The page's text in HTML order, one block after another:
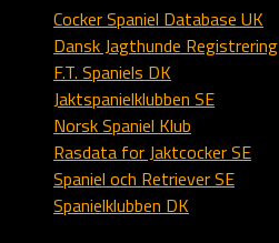
Cocker Spaniel Database UK
Dansk Jagthunde Registrering
F.T. Spaniels DK
Jaktspanielklubben SE
Norsk Spaniel Klub
Rasdata for Jaktcocker SE
Spaniel och Retriever SE
Spanielklubben DK